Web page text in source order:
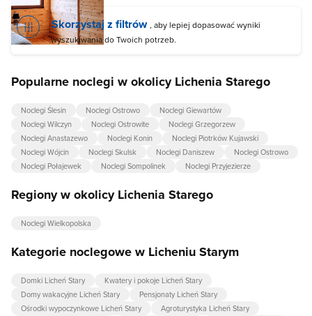
Skorzystaj z filtrów , aby lepiej dopasować wyniki
wyszukiwania do Twoich potrzeb.
Popularne noclegi w okolicy Lichenia Starego
Noclegi Ślesin Noclegi Ostrowo
Noclegi Giewartów
Noclegi Wilczyn
Noclegi Ostrowite
Noclegi Grzegorzew
Noclegi Anastazewo
Noclegi Konin
Noclegi Piotrków Kujawski
Noclegi Wójcin
Noclegi Skulsk Noclegi Daniszew
Noclegi Ostrowo
Noclegi Połajewek
Noclegi Sompolinek Noclegi Przyjezierze
Regiony w okolicy Lichenia Starego
Noclegi Wielkopolska
Kategorie noclegowe w Licheniu Starym
Domki Licheń Stary
Kwatery i pokoje Licheń Stary
Domy wakacyjne Licheń Stary
Pensjonaty Licheń Stary
Ośrodki wypoczynkowe Licheń Stary
Agroturystyka Licheń Stary